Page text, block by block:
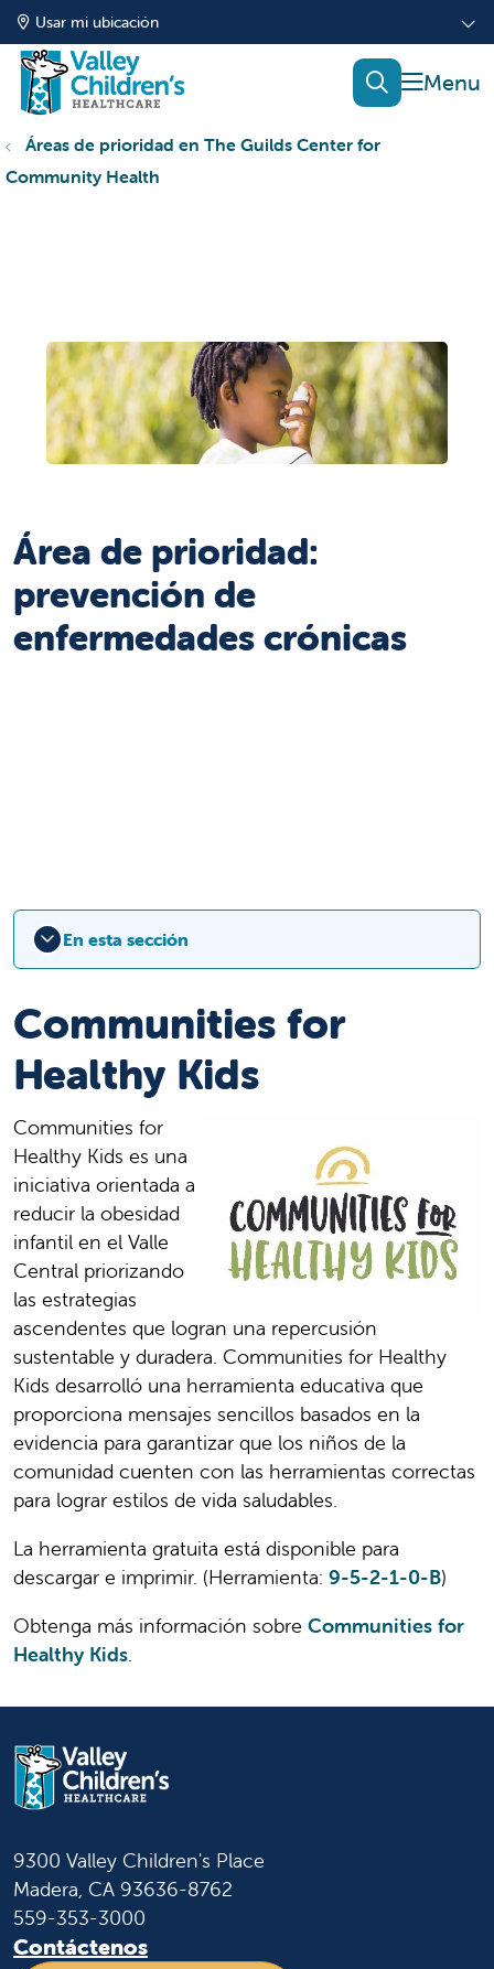
Usar mi ubicación
mostrar
buscar
Áreas de prioridad en The Guilds Center for
Community Health
Área de prioridad:
prevención de
enfermedades crónicas
En esta sección
Communities for
Healthy Kids
Communities for
Healthy Kids es una
iniciativa orientada a
reducir la obesidad
infantil en el Valle
Central priorizando
las estrategias
ascendentes que logran una repercusión
sustentable y duradera. Communities for Healthy
Kids desarrolló una herramienta educativa que
proporciona mensajes sencillos basados en la
evidencia para garantizar que los niños de la
comunidad cuenten con las herramientas correctas
para lograr estilos de vida saludables.
La herramienta gratuita está disponible para
descargar e imprimir. (Herramienta: 9-5-2-1-0-B)
Obtenga más información sobre Communities for
Healthy Kids.
9300 Valley Children's Place
Madera, CA 93636-8762
559-353-3000
Contáctenos